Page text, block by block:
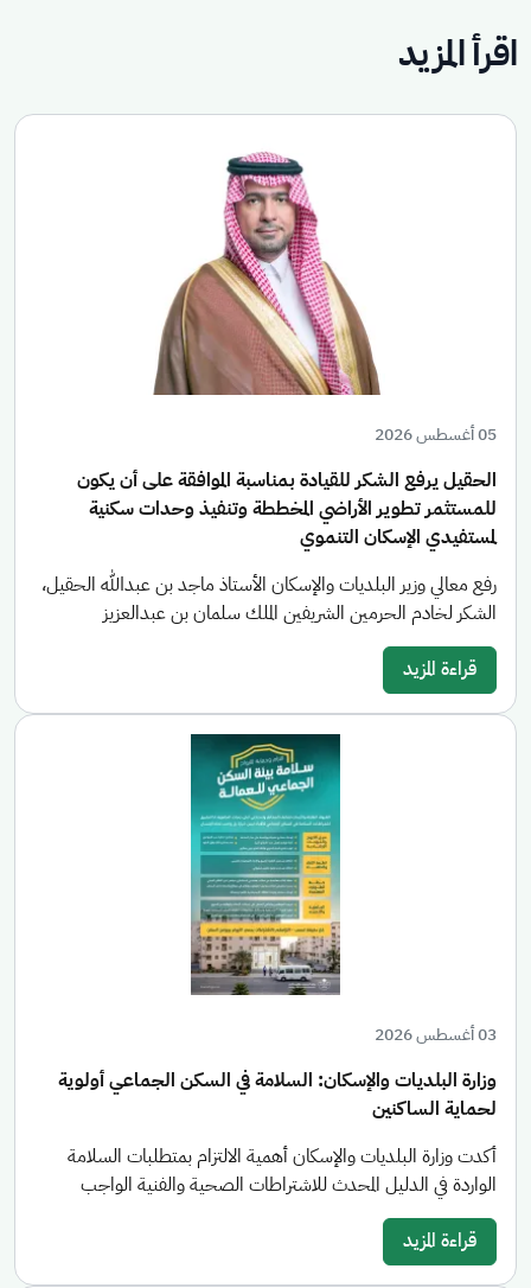
اقرأ المزيد
05 أغسطس 2026
الحقيل يرفع الشكر للقيادة بمناسبة الموافقة على أن يكون
للمستثمر تطوير الأراضي المخططة وتنفيذ وحدات سكنية
لمستفيدي الإسكان التنموي
رفع معالي وزير البلديات والإسكان الأستاذ ماجد بن عبدالله الحقيل،
الشكر لخادم الحرمين الشريفين الملك سلمان بن عبدالعزيز
قراءة المزيد
03 أغسطس 2026
وزارة البلديات والإسكان: السلامة في السكن الجماعي أولوية
لحماية الساكنين
أكدت وزارة البلديات والإسكان أهمية الالتزام بمتطلبات السلامة
الواردة في الدليل المحدث للاشتراطات الصحية والفنية الواجب
قراءة المزيد